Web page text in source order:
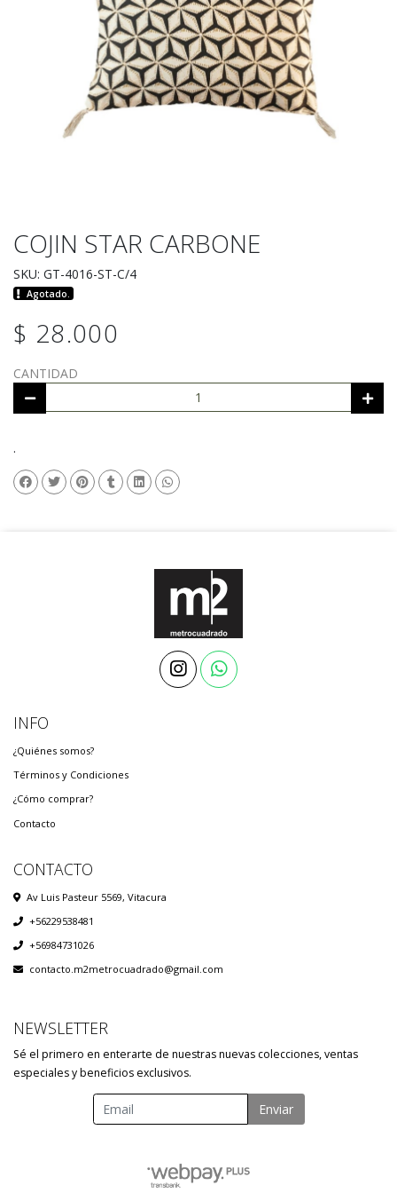
COJIN STAR CARBONE
SKU: GT-4016-ST-C/4
Agotado.
$ 28.000
CANTIDAD
.
INFO
¿Quiénes somos?
Términos y Condiciones
¿Cómo comprar?
Contacto
CONTACTO
Av Luis Pasteur 5569, Vitacura
+56229538481
+56984731026
contacto.m2metrocuadrado@gmail.com
NEWSLETTER
Sé el primero en enterarte de nuestras nuevas colecciones, ventas
especiales y beneficios exclusivos.
Enviar